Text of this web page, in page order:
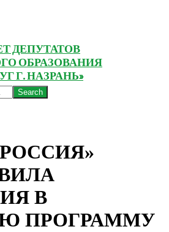
ДЕПУТАТОВ
ОБРАЗОВАНИЯ
Г. НАЗРАНЬ»
В
ПРОГРАММУ